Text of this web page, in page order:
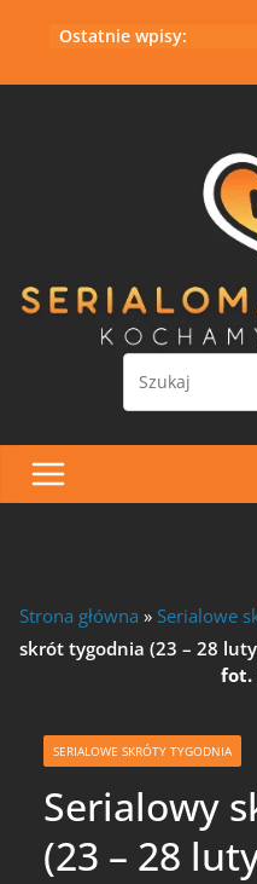
Ostatnie wpisy:
Strona główna » Serialowe
skrót tygodnia (23 – 28
fot.
SERIALOWE SKRÓTY TYGODNIA
Serialowy
(23 – 28